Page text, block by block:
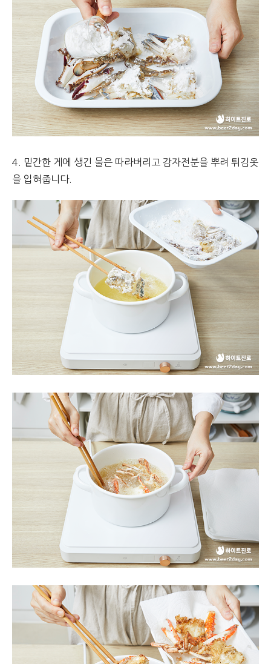
4. 밑간한 게에 생긴 물은 따라버리고 감자전분을 뿌려 튀김옷
을 입혀줍니다.